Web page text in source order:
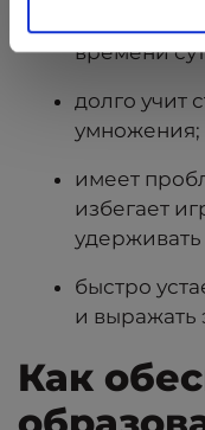
времени
долго учит
умножения;
имеет
избегает
удерживать
быстро
и выражать
Как